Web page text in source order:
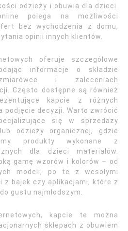
odzieży i obuwia dla dzieci.
polega na możliwości
bez wychodzenia z domu,
opinii innych klientów.
oferuje szczegółowe
informacje o składzie
i zaleceniach
Często dostępne są również
kapcie z różnych
podjęcie decyzji. Warto zwrócić
się w sprzedaży
odzieży organicznej, gdzie
produkty wykonane z
dla dzieci materiałów.
gamę wzorów i kolorów – od
modeli, po te z wesołymi
z bajek czy aplikacjami, które z
gustu najmłodszym.
kapcie te można
sklepach z obuwiem